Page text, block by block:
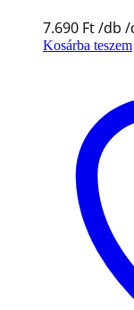
7.690 Ft
Kosárba teszem